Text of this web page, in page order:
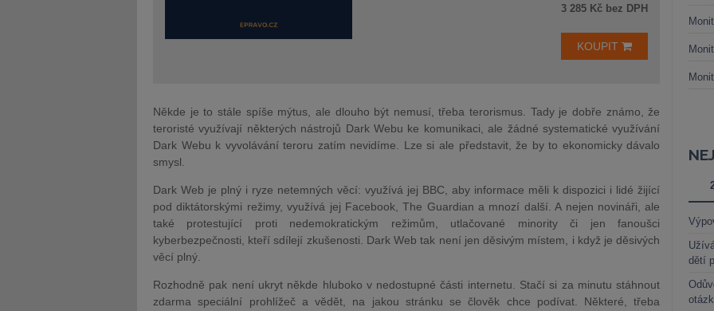
3 285 Kč bez DPH
KOUPIT
Někde je to stále spíše mýtus, ale dlouho být nemusí, třeba terorismus. Tady je dobře známo, že
teroristé využívají některých nástrojů Dark Webu ke komunikaci, ale žádné systematické využívání
Dark Webu k vyvolávání teroru zatím nevidíme. Lze si ale představit, že by to ekonomicky dávalo
smysl.
Dark Web je plný i ryze netemných věcí: využívá jej BBC, aby informace měli k dispozici i lidé žijící
pod diktátorskými režimy, využívá jej Facebook, The Guardian a mnozí další. A nejen novináři, ale
také protestující proti nedemokratickým režimům, utlačované minority či jen fanoušci
kyberbezpečnosti, kteří sdílejí zkušenosti. Dark Web tak není jen děsivým místem, i když je děsivých
věcí plný.
Rozhodně pak není ukryt někde hluboko v nedostupné části internetu. Stačí si za minutu stáhnout
zdarma speciální prohlížeč a vědět, na jakou stránku se člověk chce podívat. Některé, třeba
dětí